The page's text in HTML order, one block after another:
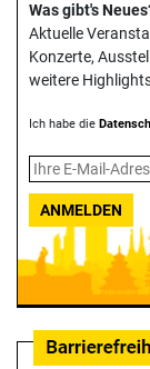
Was gibt's
Aktuelle
Konzerte,
weitere
Ich habe die
ANMELDEN